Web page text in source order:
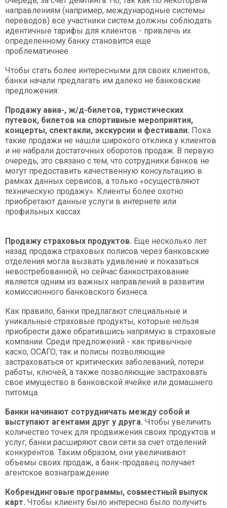
направлениям (например, международные системы
переводов) все участники систем должны соблюдать
идентичные тарифы для клиентов - привлечь их
определенному банку становится еще
проблематичнее.
Чтобы стать более интересными для своих клиентов,
банки начали предлагать им далеко не банковские
предложения:
Продажу авиа-, ж/д-билетов, туристических
путевок, билетов на спортивные мероприятия,
концерты, спектакли, экскурсии и фестивали. Пока
такие продажи не нашли широкого отклика у клиентов
и не набрали достаточных оборотов продаж. В первую
очередь, это связано с тем, что сотрудники банков не
могут предоставить качественную консультацию в
рамках данных сервисов, а только «осуществляют
техническую продажу». Клиенты более охотно
приобретают данные услуги в интернете или
профильных кассах
Продажу страховых продуктов. Еще несколько лет
назад продажа страховых полисов через банковские
отделения могла вызвать удивление и показаться
невостребованной, но сейчас банкострахование
является одним из важных направлений в развитии
комиссионного банковского бизнеса.
Как правило, банки предлагают специальные и
уникальные страховые продукты, которые нельзя
приобрести даже обратившись напрямую в страховые
компании. Среди предложений - как привычные
каско, ОСАГО, так и полисы позволяющие
застраховаться от критических заболеваний, потери
работы, ключей, а также позволяющие застраховать
свое имущество в банковской ячейке или домашнего
питомца.
Банки начинают сотрудничать между собой и
выступают агентами друг у друга. Чтобы увеличить
количество точек для продвижения своих продуктов и
услуг, банки расширяют свои сети за счет отделений
конкурентов. Таким образом, они увеличивают
объемы своих продаж, а банк-продавец получает
агентское вознаграждение
Кобрендинговые программы, совместный выпуск
карт. Чтобы клиенту было интересно было получить